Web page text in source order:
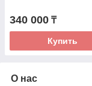
340 000 ₸
Купить
О нас